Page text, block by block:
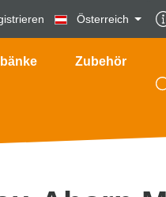
Österreich
Zubehör